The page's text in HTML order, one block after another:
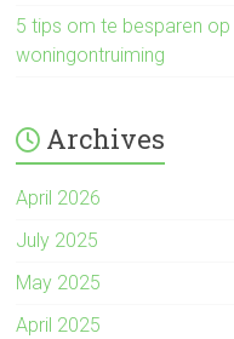
5 tips om te besparen
woningontruiming
Archives
April 2026
July 2025
May 2025
April 2025